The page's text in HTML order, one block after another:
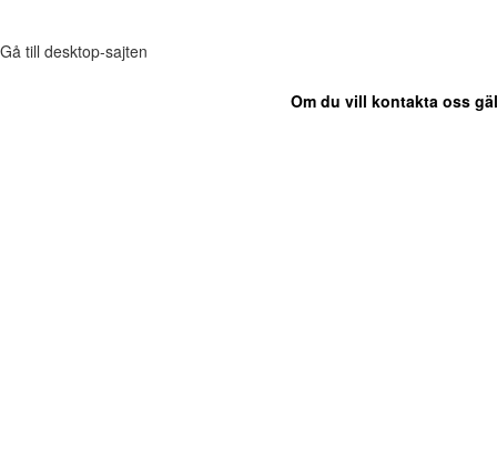
Gå till desktop-sajten
Om du vill kontakta oss